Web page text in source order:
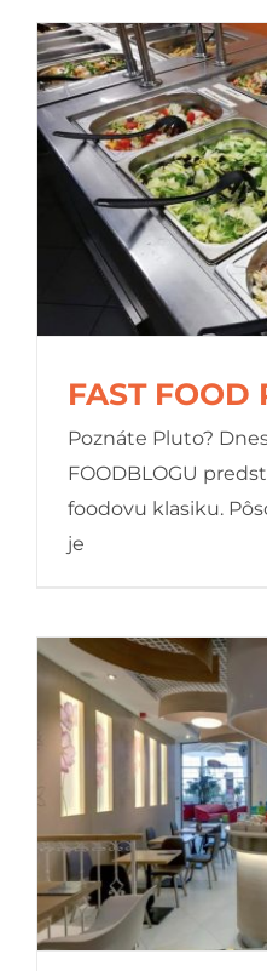
FAST FOOD
Poznáte Pluto?
FOODBLOGU
foodovu klasiku.
je